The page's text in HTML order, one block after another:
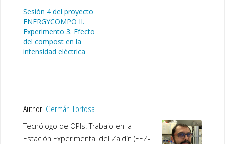
Sesión 4 del proyecto
ENERGYCOMPO II.
Experimento 3. Efecto
del compost en la
intensidad eléctrica
Author: Germán Tortosa
Tecnólogo de OPIs. Trabajo en la
Estación Experimental del Zaidín (EEZ-